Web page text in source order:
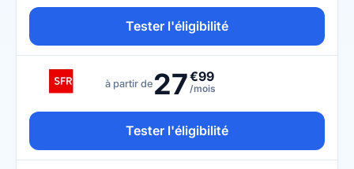
Tester l'éligibilité
à partir de 27€99
/mois
Tester l'éligibilité